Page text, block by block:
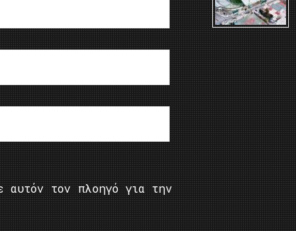
τον πλοηγό για την